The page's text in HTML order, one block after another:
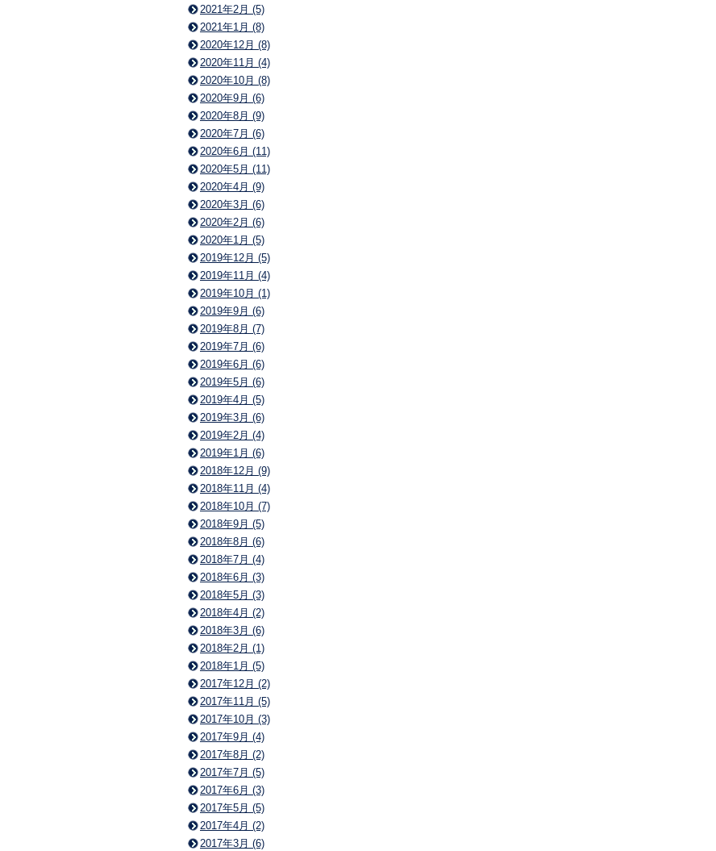
2021年2月 (5)
2021年1月 (8)
2020年12月 (8)
2020年11月 (4)
2020年10月 (8)
2020年9月 (6)
2020年8月 (9)
2020年7月 (6)
2020年6月 (11)
2020年5月 (11)
2020年4月 (9)
2020年3月 (6)
2020年2月 (6)
2020年1月 (5)
2019年12月 (5)
2019年11月 (4)
2019年10月 (1)
2019年9月 (6)
2019年8月 (7)
2019年7月 (6)
2019年6月 (6)
2019年5月 (6)
2019年4月 (5)
2019年3月 (6)
2019年2月 (4)
2019年1月 (6)
2018年12月 (9)
2018年11月 (4)
2018年10月 (7)
2018年9月 (5)
2018年8月 (6)
2018年7月 (4)
2018年6月 (3)
2018年5月 (3)
2018年4月 (2)
2018年3月 (6)
2018年2月 (1)
2018年1月 (5)
2017年12月 (2)
2017年11月 (5)
2017年10月 (3)
2017年9月 (4)
2017年8月 (2)
2017年7月 (5)
2017年6月 (3)
2017年5月 (5)
2017年4月 (2)
2017年3月 (6)